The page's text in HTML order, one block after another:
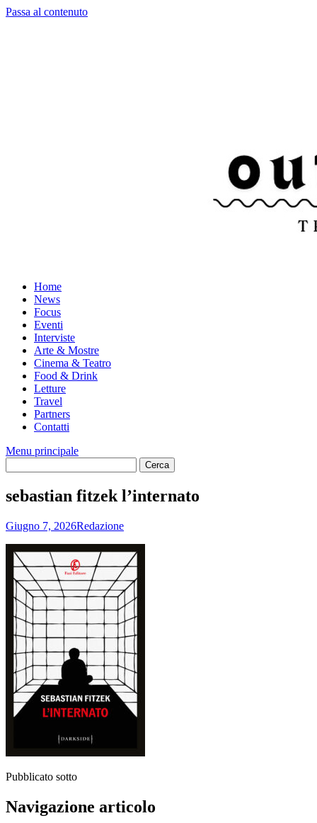
Passa al contenuto
Home
News
Focus
Eventi
Interviste
Arte & Mostre
Cinema & Teatro
Food & Drink
Letture
Travel
Partners
Contatti
Menu principale
sebastian fitzek l’internato
Giugno 7, 2026Redazione
Pubblicato sotto
Navigazione articolo